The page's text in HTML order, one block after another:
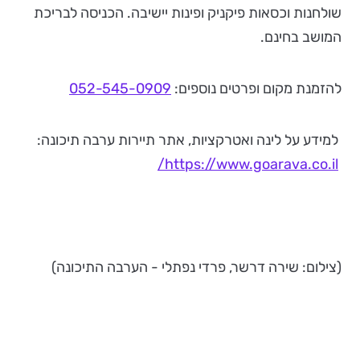
שולחנות וכסאות פיקניק ופינות יישיבה. הכניסה לבריכת
המושב בחינם.
להזמנת מקום ופרטים נוספים: 052-545-0909
למידע על לינה ואטרקציות, אתר תיירות ערבה תיכונה:
https://www.goarava.co.il/
(צילום: שירה דרשר, פרדי נפתלי - הערבה התיכונה)